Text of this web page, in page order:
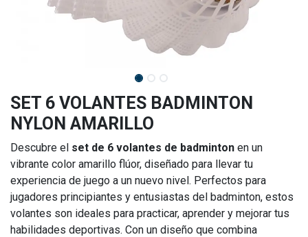
SET 6 VOLANTES BADMINTON
NYLON AMARILLO
Descubre el set de 6 volantes de badminton en un
vibrante color amarillo flúor, diseñado para llevar tu
experiencia de juego a un nuevo nivel. Perfectos para
jugadores principiantes y entusiastas del badminton, estos
volantes son ideales para practicar, aprender y mejorar tus
habilidades deportivas. Con un diseño que combina